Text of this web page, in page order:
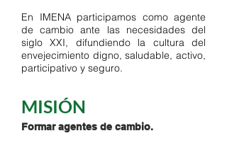
En IMENA participamos como agente
de cambio ante las necesidades del
siglo XXI, difundiendo la cultura del
envejecimiento digno, saludable, activo,
participativo y seguro.
MISIÓN
Formar agentes de cambio.